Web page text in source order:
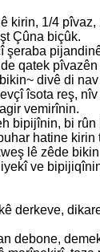
kirin, 1/4
Çûna biçûk.
şeraba
qatek
divê di
îsota reş,
vemirînin.
bipijînin, bi
hatine
lê zêde
ve
derkeve,
debone,